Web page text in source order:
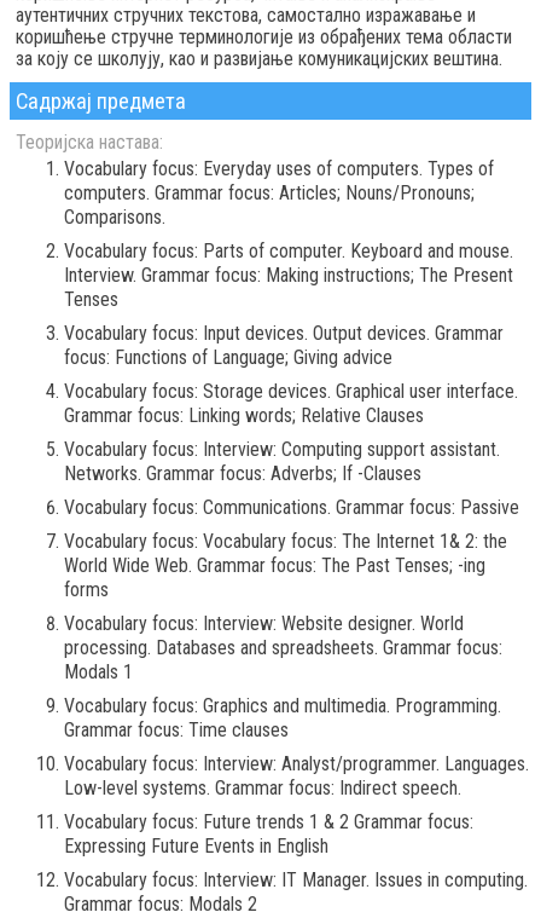
аутентичних стручних текстова, самостално изражавање и
коришћење стручне терминологије из обрађених тема области
за коју се школују, као и развијање комуникацијских вештина.
Садржај предмета
Теоријска настава:
Vocabulary focus: Everyday uses of computers. Types of
computers. Grammar focus: Articles; Nouns/Pronouns;
Comparisons.
Vocabulary focus: Parts of computer. Keyboard and mouse.
Interview. Grammar focus: Making instructions; The Present
Tenses
Vocabulary focus: Input devices. Output devices. Grammar
focus: Functions of Language; Giving advice
Vocabulary focus: Storage devices. Graphical user interface.
Grammar focus: Linking words; Relative Clauses
Vocabulary focus: Interview: Computing support assistant.
Networks. Grammar focus: Adverbs; If -Clauses
Vocabulary focus: Communications. Grammar focus: Passive
Vocabulary focus: Vocabulary focus: The Internet 1& 2: the
World Wide Web. Grammar focus: The Past Tenses; -ing
forms
Vocabulary focus: Interview: Website designer. World
processing. Databases and spreadsheets. Grammar focus:
Modals 1
Vocabulary focus: Graphics and multimedia. Programming.
Grammar focus: Time clauses
Vocabulary focus: Interview: Analyst/programmer. Languages.
Low-level systems. Grammar focus: Indirect speech.
Vocabulary focus: Future trends 1 & 2 Grammar focus:
Expressing Future Events in English
Vocabulary focus: Interview: IT Manager. Issues in computing.
Grammar focus: Modals 2